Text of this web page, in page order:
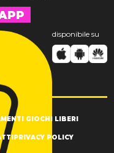
disponibile su
GIOCHI LIBERI
PRIVACY POLICY